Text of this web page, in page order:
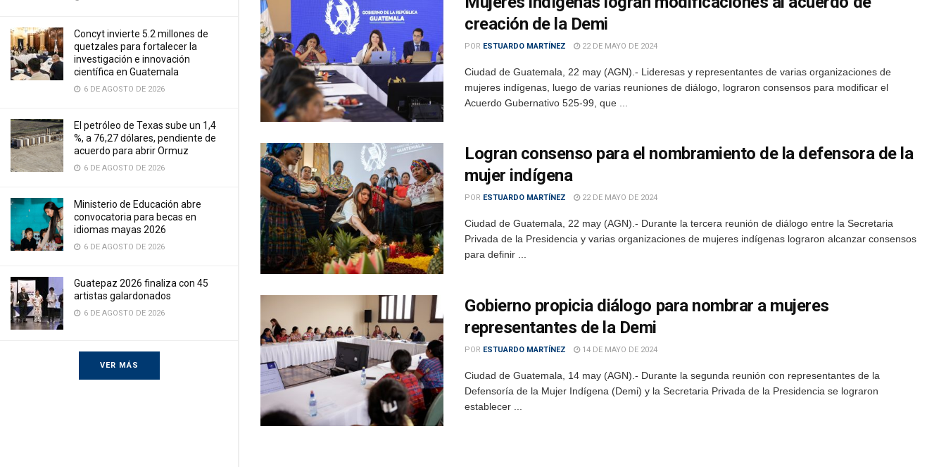
Concyt invierte 5.2 millones de
quetzales para fortalecer la
investigación e innovación
científica en Guatemala
6 DE AGOSTO DE 2026
El petróleo de Texas sube un 1,4
%, a 76,27 dólares, pendiente de
acuerdo para abrir Ormuz
6 DE AGOSTO DE 2026
Ministerio de Educación abre
convocatoria para becas en
idiomas mayas 2026
6 DE AGOSTO DE 2026
Guatepaz 2026 finaliza con 45
artistas galardonados
6 DE AGOSTO DE 2026
VER MÁS
creación de la Demi
POR ESTUARDO MARTÍNEZ 22 DE MAYO DE 2024
Ciudad de Guatemala, 22 may (AGN).- Lideresas y representantes de varias organizaciones de
mujeres indígenas, luego de varias reuniones de diálogo, lograron consensos para modificar el
Acuerdo Gubernativo 525-99, que ...
Logran consenso para el nombramiento de la defensora de la
mujer indígena
POR ESTUARDO MARTÍNEZ 22 DE MAYO DE 2024
Ciudad de Guatemala, 22 may (AGN).- Durante la tercera reunión de diálogo entre la Secretaria
Privada de la Presidencia y varias organizaciones de mujeres indígenas lograron alcanzar consensos
para definir ...
Gobierno propicia diálogo para nombrar a mujeres
representantes de la Demi
POR ESTUARDO MARTÍNEZ 14 DE MAYO DE 2024
Ciudad de Guatemala, 14 may (AGN).- Durante la segunda reunión con representantes de la
Defensoría de la Mujer Indígena (Demi) y la Secretaria Privada de la Presidencia se lograron
establecer ...